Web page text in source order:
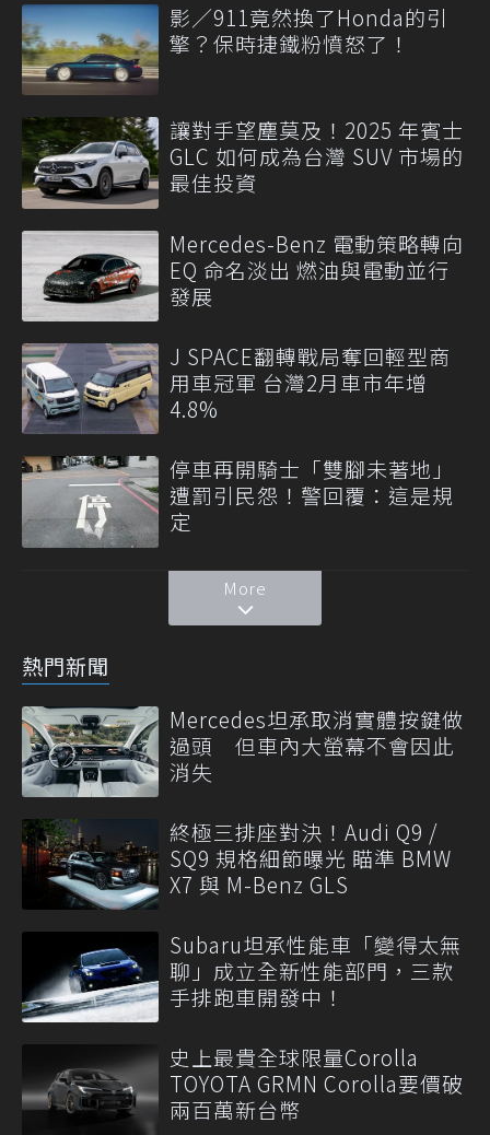
影／911竟然換了Honda的引
擎？保時捷鐵粉憤怒了！
讓對手望塵莫及！2025 年賓士
GLC 如何成為台灣 SUV 市場的
最佳投資
Mercedes-Benz 電動策略轉向
EQ 命名淡出 燃油與電動並行
發展
J SPACE翻轉戰局奪回輕型商
用車冠軍 台灣2月車市年增
4.8%
停車再開騎士「雙腳未著地」
遭罰引民怨！警回覆：這是規
定
More
熱門新聞
Mercedes坦承取消實體按鍵做
過頭 但車內大螢幕不會因此
消失
終極三排座對決！Audi Q9 /
SQ9 規格細節曝光 瞄準 BMW
X7 與 M-Benz GLS
Subaru坦承性能車「變得太無
聊」成立全新性能部門，三款
手排跑車開發中！
史上最貴全球限量Corolla
TOYOTA GRMN Corolla要價破
兩百萬新台幣